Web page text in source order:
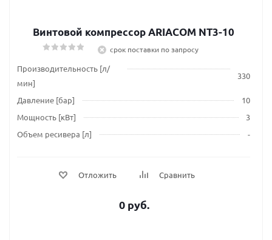
Винтовой компрессор ARIACOM NT3-10
срок поставки по запросу
Производительность [л/
мин]
330
Давление [бар]
10
Мощность [кВт]
3
Объем ресивера [л]
-
Отложить Сравнить
0 руб.